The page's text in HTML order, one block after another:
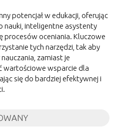
potencjał w edukacji, oferując
nauki, inteligentne asystenty
procesów oceniania. Kluczowe
tych narzędzi, tak aby
zamiast je
wartościowe wsparcie dla
się do bardziej efektywnej i